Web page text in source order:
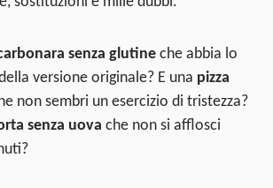
senza glutine che abbia lo
versione originale? E una pizza
non sembri un esercizio di tristezza?
senza uova che non si afflosci